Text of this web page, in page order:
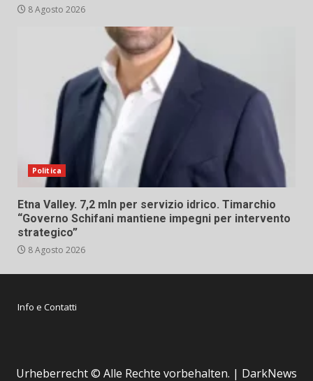
8 Agosto 2026
Politica
Etna Valley. 7,2 mln per servizio idrico. Timarchio
“Governo Schifani mantiene impegni per intervento
strategico”
8 Agosto 2026
Info e Contatti
Urheberrecht © Alle Rechte vorbehalten. | DarkNews